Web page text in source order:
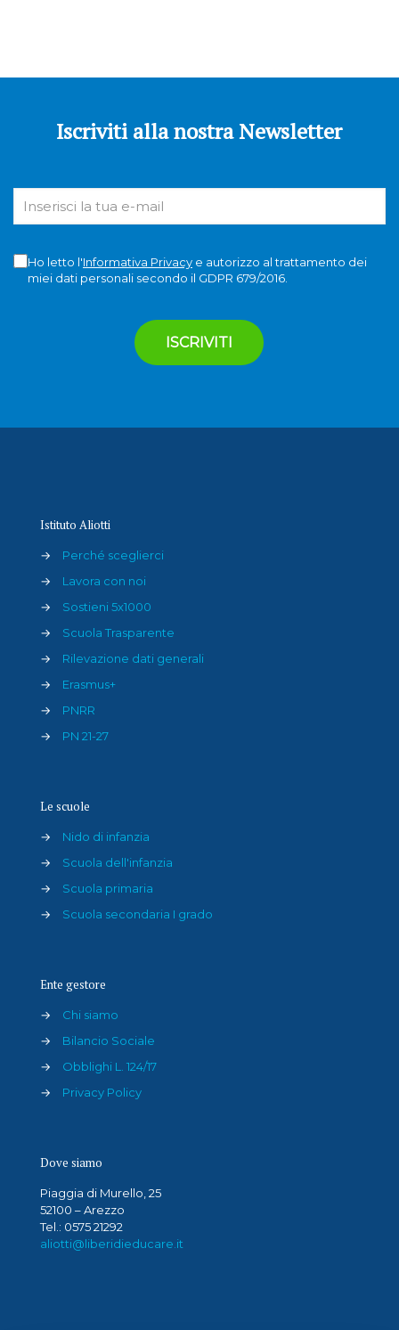
Iscriviti alla nostra Newsletter
Ho letto l'Informativa Privacye autorizzo al trattamento dei
miei dati personali secondo il GDPR 679/2016.
Istituto Aliotti
→
Perché sceglierci
→
Lavora con noi
→
Sostieni 5x1000
→
Scuola Trasparente
→
Rilevazione dati generali
→
Erasmus+
→
PNRR
→
PN 21-27
Le scuole
→
Nido di infanzia
→
Scuola dell'infanzia
→
Scuola primaria
→
Scuola secondaria I grado
Ente gestore
→
Chi siamo
→
Bilancio Sociale
→
Obblighi L. 124/17
→
Privacy Policy
Dove siamo
Piaggia di Murello, 25
52100 – Arezzo
Tel.: 0575 21292
aliotti@liberidieducare.it